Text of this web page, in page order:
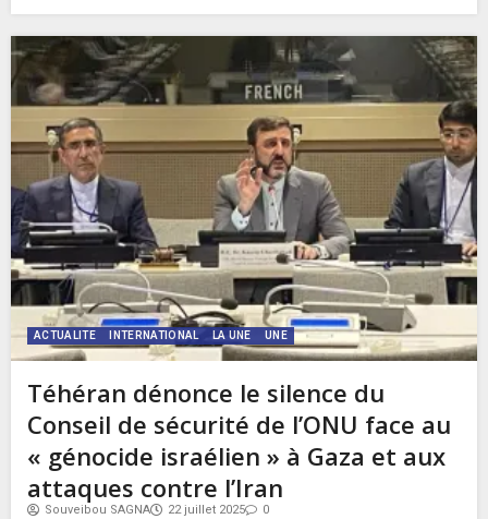
ACTUALITE INTERNATIONAL LA UNE UNE
Téhéran dénonce le silence du
Conseil de sécurité de l’ONU face au
« génocide israélien » à Gaza et aux
attaques contre l’Iran
Souveibou SAGNA 22 juillet 2025 0